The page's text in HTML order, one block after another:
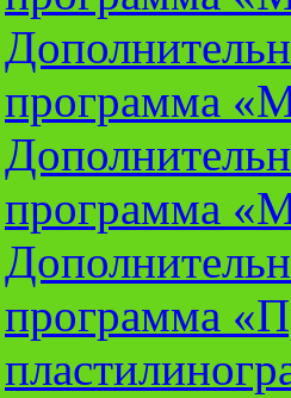
программа
программа
программа